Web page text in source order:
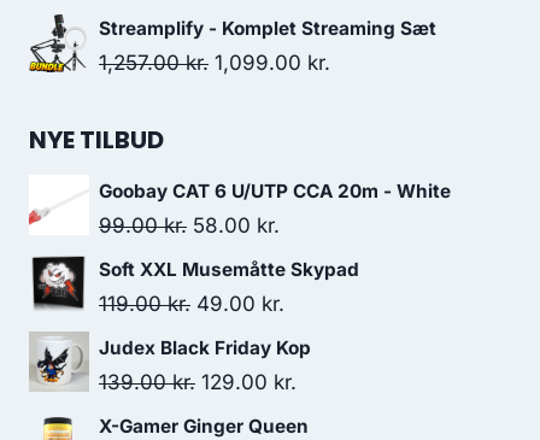
price
was:
price
is:
Streamplify - Komplet Streaming Sæt
1,257.00kr. Original
1,099.00 kr.
NYE TILBUD
Goobay CAT 6 U/UTP CCA 20m - White
99.00kr. Original
price
was:
58.00 kr.
price
is:
Soft XXL Musemåtte Skypad
119.00kr. Original
price
was:
49.00 kr.
price
is:
Judex Black Friday Kop
139.00kr. Original
price
129.00 kr.
price
X-Gamer Ginger Queen